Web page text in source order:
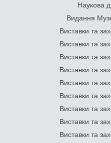
Наукова
Видання
Виставки та
Виставки та
Виставки та
Виставки та
Виставки та
Виставки та
Виставки та
Виставки та
Виставки та